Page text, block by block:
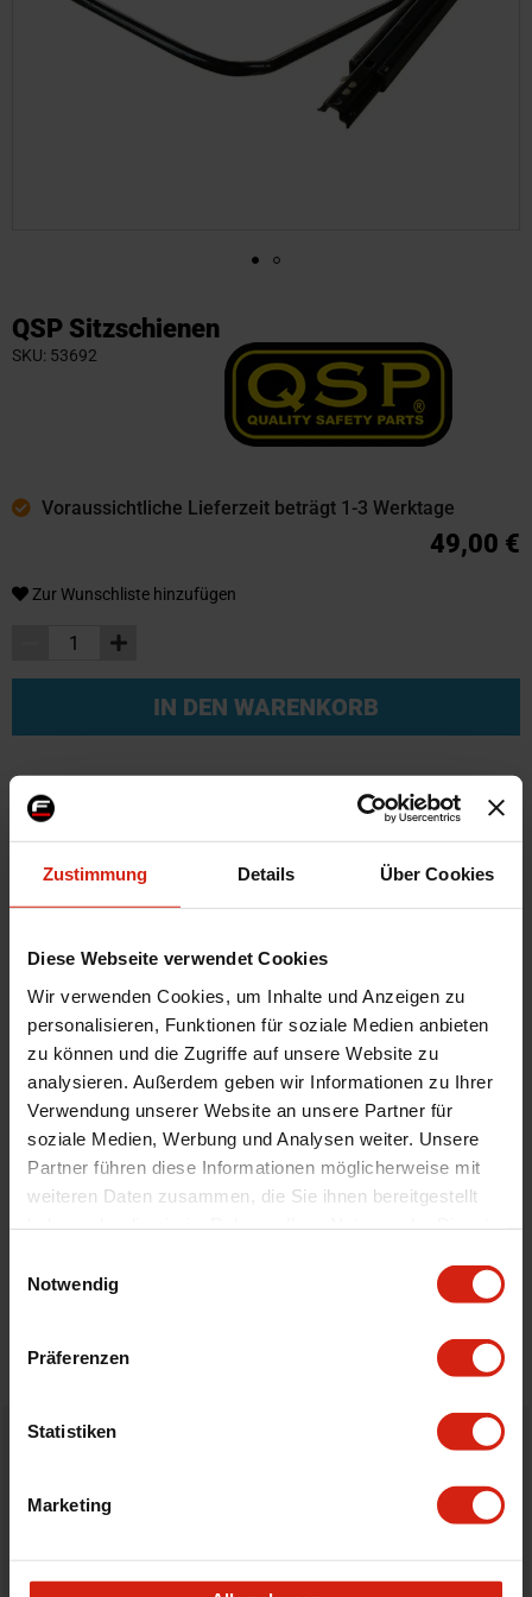
Zustimmung Details Über Cookies
Diese Webseite verwendet Cookies
Wir verwenden Cookies, um Inhalte und Anzeigen zu
personalisieren, Funktionen für soziale Medien anbieten
zu können und die Zugriffe auf unsere Website zu
analysieren. Außerdem geben wir Informationen zu Ihrer
Verwendung unserer Website an unsere Partner für
soziale Medien, Werbung und Analysen weiter. Unsere
Partner führen diese Informationen möglicherweise mit
weiteren Daten zusammen, die Sie ihnen bereitgestellt
Notwendig
Präferenzen
Statistiken
Marketing
QSP Sitzschienen
SKU 53692
Voraussichtliche Lieferzeit beträgt 1-3 Werktage
49,00 €
Zur Wunschliste hinzufügen
IN DEN WARENKORB
Anfang
der
Weitere Informationen
Weitere
53692
Marke
QSP
Montagematerial
Nein
Universal
Ja
Höhe
250 mm
Technische Daten
Passend für 345 mm bis 405 mm
Details
Bewertungen
STELLE EINE FRAGE